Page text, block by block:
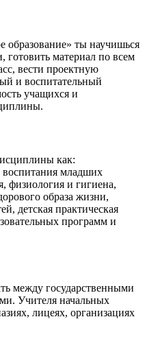
образование» ты научишься
готовить материал по всем
вести проектную
и воспитательный
учащихся и
как:
воспитания младших
физиология и гигиена,
образа жизни,
детская практическая
программ и
между государственными
Учителя начальных
лицеях, организациях